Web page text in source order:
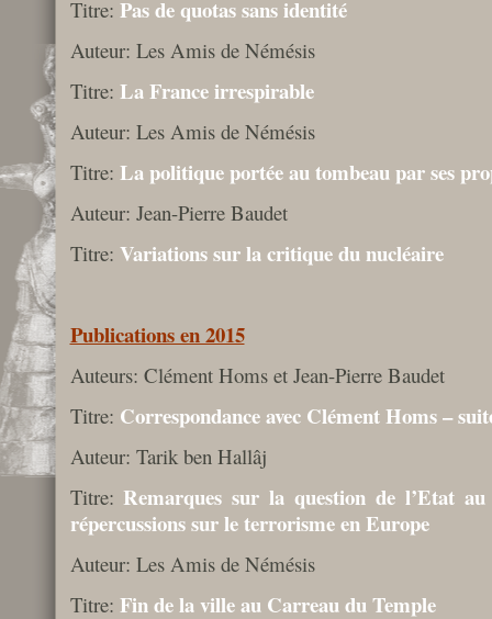
Titre: Pas de quotas sans identité
Auteur: Les Amis de Némésis
Titre: La France irrespirable
Auteur: Les Amis de Némésis
Titre: La politique portée au tombeau par ses
Auteur: Jean-Pierre Baudet
Titre: Variations sur la critique du nucléaire
Publications en 2015
Auteurs: Clément Homs et Jean-Pierre Baudet
Titre: Correspondance avec Clément Homs –
Auteur: Tarik ben Hallâj
Titre: Remarques sur la question de l’Etat
répercussions sur le terrorisme en Europe
Auteur: Les Amis de Némésis
Titre: Fin de la ville au Carreau du Temple